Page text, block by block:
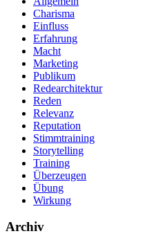
Charisma
Einfluss
Erfahrung
Macht
Marketing
Publikum
Redearchitektur
Reden
Relevanz
Reputation
Stimmtraining
Storytelling
Training
Überzeugen
Übung
Wirkung
Archiv